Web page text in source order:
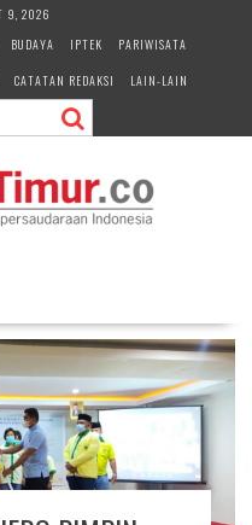
9, 2026
BUDAYA IPTEK
PARIWISATA
CATATAN REDAKSI LAIN-LAIN